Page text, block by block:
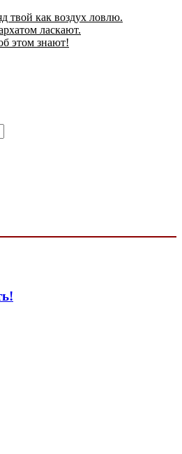
твой как воздух ловлю.
ласкают.
этом знают!